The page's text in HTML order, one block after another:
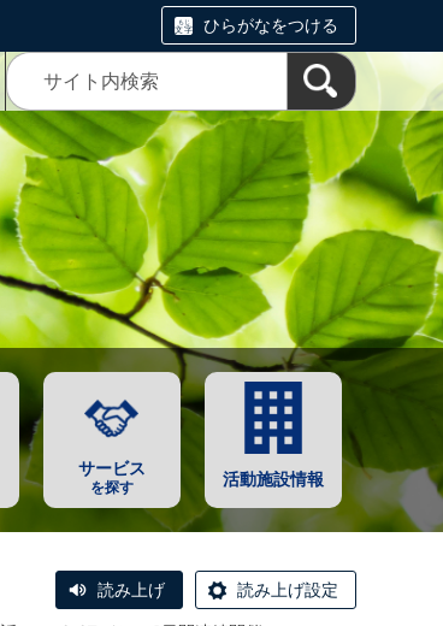
ひらがなをつける
サービス
を探す 活動施設情報
読み上げ 読み上げ設定